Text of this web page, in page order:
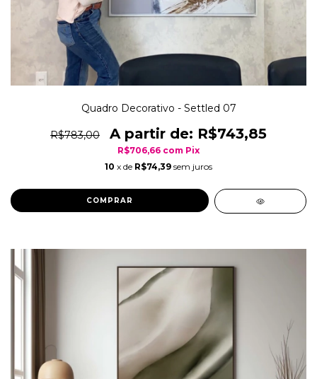
Quadro Decorativo - Settled 07
R$783,00 R$743,85
R$706,66 com Pix
10 x de R$74,39 sem juros
COMPRAR